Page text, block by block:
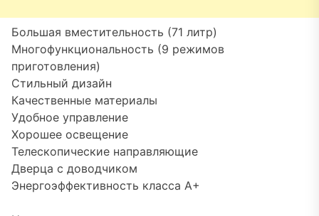
Большая вместительность (71 литр)
Многофункциональность (9 режимов
приготовления)
Стильный дизайн
Качественные материалы
Удобное управление
Хорошее освещение
Телескопические направляющие
Дверца с доводчиком
Энергоэффективность класса A+